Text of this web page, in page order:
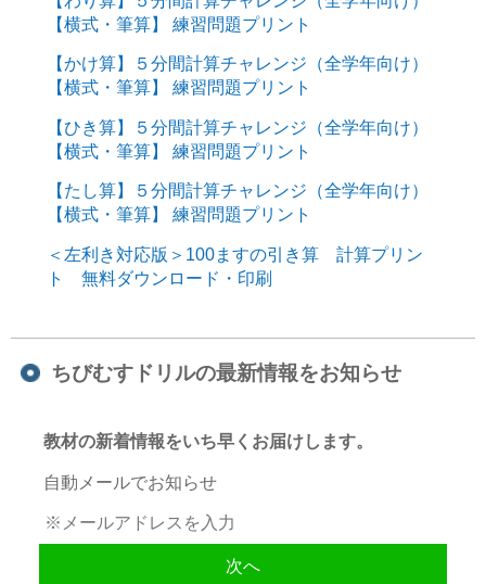
【横式・筆算】 練習問題プリント
【かけ算】５分間計算チャレンジ（全学年向け）
【横式・筆算】 練習問題プリント
【ひき算】５分間計算チャレンジ（全学年向け）
【横式・筆算】 練習問題プリント
【たし算】５分間計算チャレンジ（全学年向け）
【横式・筆算】 練習問題プリント
＜左利き対応版＞100ますの引き算 計算プリン
ト 無料ダウンロード・印刷
ちびむすドリルの最新情報をお知らせ
教材の新着情報をいち早くお届けします。
自動メールでお知らせ